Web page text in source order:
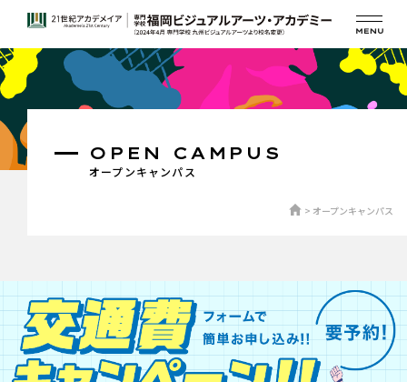
オープンキャンパス
OPEN CAMPUS
オープンキャンパス